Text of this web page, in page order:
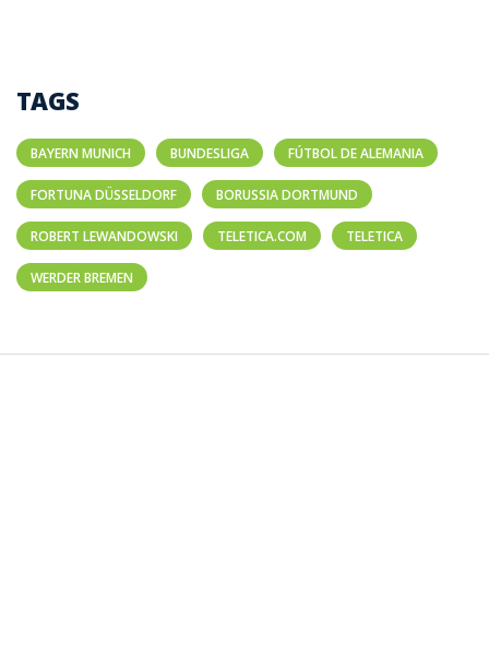
TAGS
BAYERN MUNICH BUNDESLIGA FÚTBOL DE ALEMANIA
FORTUNA DÜSSELDORF BORUSSIA DORTMUND
ROBERT LEWANDOWSKI TELETICA.COM TELETICA
WERDER BREMEN